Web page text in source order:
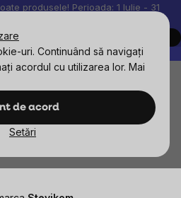
uri. Continuând să navigați
acordul cu utilizarea lor. Mai
de acord
Setări
produsele! Perioada: 1 Iulie - 31
acum
Produsele noastre sunt
Coş
de